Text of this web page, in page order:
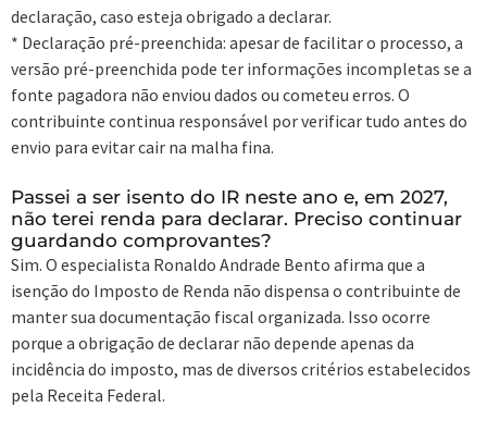
declaração, caso esteja obrigado a declarar.
* Declaração pré-preenchida: apesar de facilitar o processo, a
versão pré-preenchida pode ter informações incompletas se a
fonte pagadora não enviou dados ou cometeu erros. O
contribuinte continua responsável por verificar tudo antes do
envio para evitar cair na malha fina.
Passei a ser isento do IR neste ano e, em 2027,
não terei renda para declarar. Preciso continuar
guardando comprovantes?
Sim. O especialista Ronaldo Andrade Bento afirma que a
isenção do Imposto de Renda não dispensa o contribuinte de
manter sua documentação fiscal organizada. Isso ocorre
porque a obrigação de declarar não depende apenas da
incidência do imposto, mas de diversos critérios estabelecidos
pela Receita Federal.